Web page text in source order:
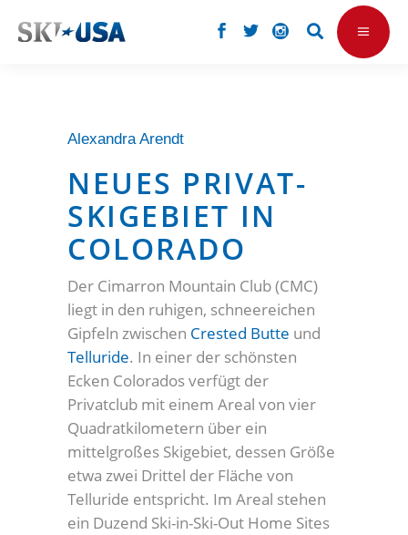
Alexandra Arendt
NEUES PRIVAT-
SKIGEBIET IN
COLORADO
Der Cimarron Mountain Club (CMC)
liegt in den ruhigen, schneereichen
Gipfeln zwischen Crested Butte und
Telluride. In einer der schönsten
Ecken Colorados verfügt der
Privatclub mit einem Areal von vier
Quadratkilometern über ein
mittelgroßes Skigebiet, dessen Größe
etwa zwei Drittel der Fläche von
Telluride entspricht. Im Areal stehen
ein Duzend Ski-in-Ski-Out Home Sites